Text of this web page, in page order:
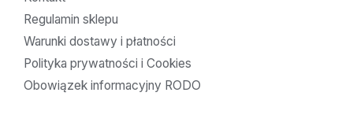
Regulamin sklepu
Warunki dostawy i płatności
Polityka prywatności i Cookies
Obowiązek informacyjny RODO